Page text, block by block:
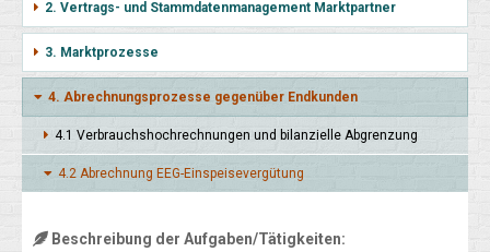
2. Vertrags- und Stammdatenmanagement Marktpartner
3. Marktprozesse
4. Abrechnungsprozesse gegenüber Endkunden
4.1 Verbrauchs­hoch­rechnun­gen und bilan­zielle Abgren­zung
4.2 Abrech­nung EEG-Ein­speise­vergütung
Beschreibung der Aufgaben/Tätigkeiten: